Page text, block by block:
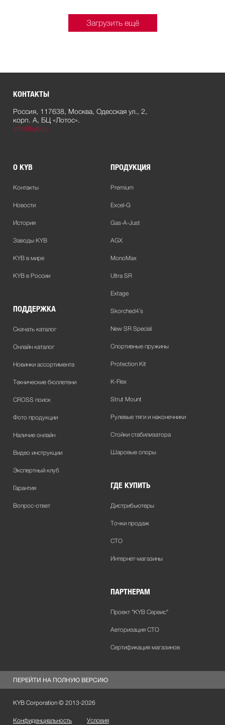
Загрузить ещё
КОНТАКТЫ
Россия, 117638, Москва, Одесская ул., 2,
корп. А, БЦ «Лотос».
info@kyb.ru
О KYB
Контакты
Новости
История
Заводы KYB
KYB в мире
KYB в России
ПОДДЕРЖКА
Скачать каталог
Онлайн каталог
Новинки ассортимента
Технические бюллетени
CROSS поиск
Фото продукции
Наличие онлайн
Видео инструкции
Экспертный клуб
Гарантия
Вопрос-ответ
ПРОДУКЦИЯ
Premium
Excel-G
Gas-A-Just
AGX
MonoMax
Ultra SR
Extage
Skorched4´s
New SR Special
Спортивные пружины
Protection Kit
K-Flex
Strut Mount
Рулевые тяги и наконечники
Стойки стабилизатора
Шаровые опоры
ГДЕ КУПИТЬ
Дистрибьютеры
Точки продаж
СТО
Интернет-магазины
ПАРТНЕРАМ
Проект "KYB Сервис"
Авторизация СТО
Сертификация магазинов
ПЕРЕЙТИ НА ПОЛНУЮ ВЕРСИЮ
KYB Corporation © 2013-2026
Конфиденциальность Условия